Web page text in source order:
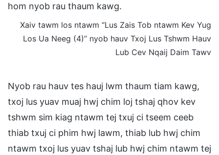
hom nyob rau thaum kawg.
Xaiv tawm los ntawm “Lus Zais Tob ntawm Kev Yug
Los Ua Neeg (4)” nyob hauv Txoj Lus Tshwm Hauv
Lub Cev Nqaij Daim Tawv
Nyob rau hauv tes hauj lwm thaum tiam kawg,
txoj lus yuav muaj hwj chim loj tshaj qhov kev
tshwm sim kiag ntawm tej txuj ci tseem ceeb
thiab txuj ci phim hwj lawm, thiab lub hwj chim
ntawm txoj lus yuav tshaj lub hwj chim ntawm tej